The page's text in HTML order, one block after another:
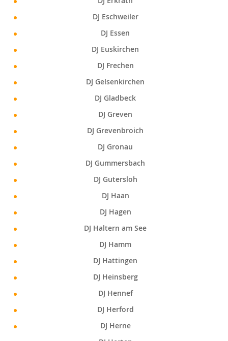
DJ Eschweiler
DJ Essen
DJ Euskirchen
DJ Frechen
DJ Gelsenkirchen
DJ Gladbeck
DJ Greven
DJ Grevenbroich
DJ Gronau
DJ Gummersbach
DJ Gutersloh
DJ Haan
DJ Hagen
DJ Haltern am See
DJ Hamm
DJ Hattingen
DJ Heinsberg
DJ Hennef
DJ Herford
DJ Herne